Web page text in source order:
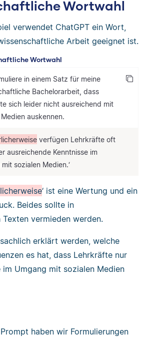
Wortwahl
verwendet ChatGPT ein Wort,
Arbeit geeignet ist.
Wortwahl
in einem Satz für meine
Bachelorarbeit, dass
sich leider nicht ausreichend mit
auskennen.
verfügen Lehrkräfte oft
ausreichende Kenntnisse im
sozialen Medien.‘
‘ ist eine Wertung und ein
Beides sollte in
vermieden werden.
erklärt werden, welche
es hat, dass Lehrkräfte nur
im Umgang mit sozialen Medien
haben wir Formulierungen